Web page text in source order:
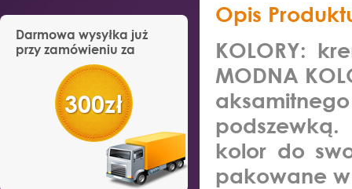
Darmowa wysyłka już
przy zamówieniu za
300zł
Opis
KOLORY:
MODNA
kolor do
pakowane